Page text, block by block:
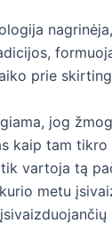
prie
jog
kaip tam
vartoja tą
metu